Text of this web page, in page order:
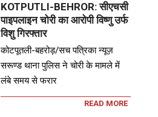
KOTPUTLI-BEHROR: सीएचसी
पाइपलाइन चोरी का आरोपी विष्णु उर्फ
विशु गिरफ्तार
कोटपूतली-बहरोड़/सच पत्रिका न्यूज़
सरूण्ड थाना पुलिस ने चोरी के मामले में
लंबे समय से फरार
READ MORE